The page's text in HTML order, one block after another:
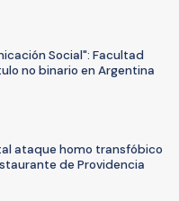
Social": Facultad
no binario en Argentina
ataque homo transfóbico
de Providencia